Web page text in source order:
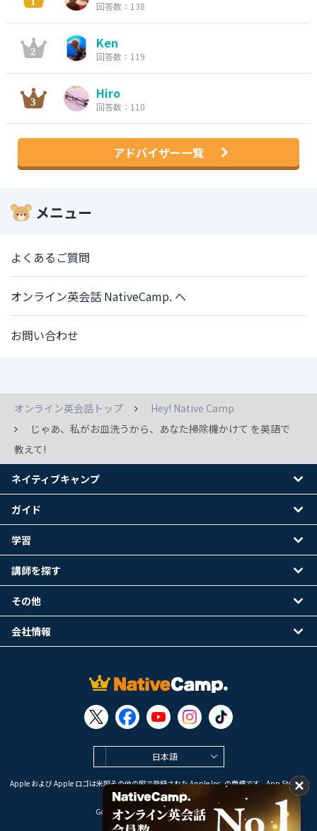
回答数：138
Ken
回答数：119
Hiro
回答数：110
アドバイザー一覧
メニュー
よくあるご質問
オンライン英会話 NativeCamp. へ
お問い合わせ
オンライン英会話トップ
Hey! Native Camp
じゃあ、私がお皿洗うから、あなた掃除機かけて を英語で
教えて!
日本語
Apple および Apple ロゴは米国その他の国で登録された Apple Inc. の商標です。App Store は
Apple Inc. のサービスマークです。
Google Play は Google LLC の商標です。
ネイティブキャンプ
ガイド
学習
講師を探す
その他
会社情報